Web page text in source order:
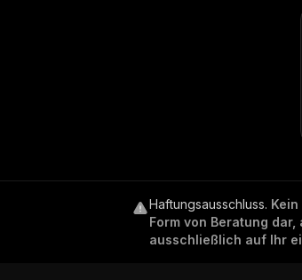
Haftungsausschluss.
Form von Beratung
ausschließlich auf Ihr